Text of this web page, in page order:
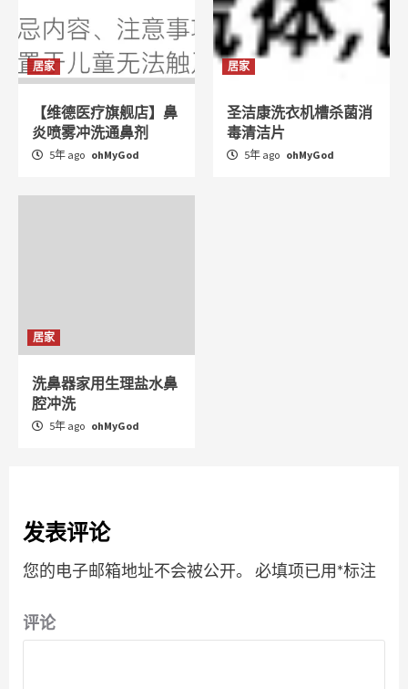
居家
【维德医疗旗舰店】鼻
炎喷雾冲洗通鼻剂
5年 ago ohMyGod
居家
圣洁康洗衣机槽杀菌消
毒清洁片
5年 ago ohMyGod
居家
洗鼻器家用生理盐水鼻
腔冲洗
5年 ago ohMyGod
发表评论
您的电子邮箱地址不会被公开。 必填项已用*标注
评论